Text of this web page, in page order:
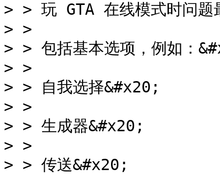
> > 玩 GTA 在线模式时问题
> >
> > 包括基本选项，例如：
> >
> > 自我选择&#x20;
> >
> > 生成器&#x20;
> >
> > 传送&#x20;